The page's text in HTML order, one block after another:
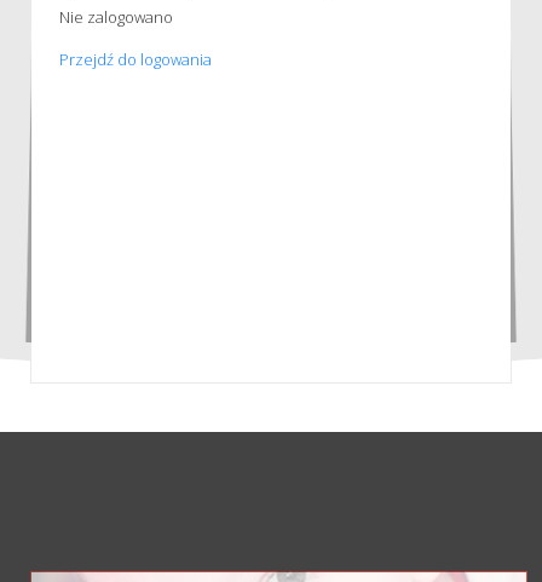
Nie zalogowano
Przejdź do logowania